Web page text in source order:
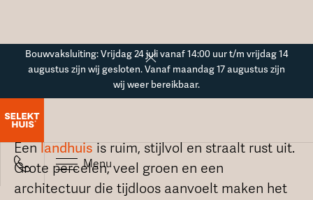
Bouwvaksluiting: Vrijdag 24 juli vanaf 14:00 uur t/m vrijdag 14
augustus zijn wij gesloten. Vanaf maandag 17 augustus zijn
wij weer bereikbaar.
Menu
Landhuis in Enschede
Een landhuis is ruim, stijlvol en straalt rust uit.
Grote percelen, veel groen en een
architectuur die tijdloos aanvoelt maken het